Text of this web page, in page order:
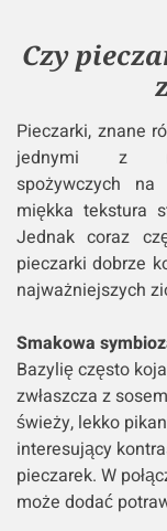
Czy
Pieczarki, znane
jednymi z
spożywczych
miękka tekstura
Jednak coraz
pieczarki dobrze
najważniejszych
Smakowa
Bazylię często
zwłaszcza z
świeży, lekko
interesujący
pieczarek. W
może dodać